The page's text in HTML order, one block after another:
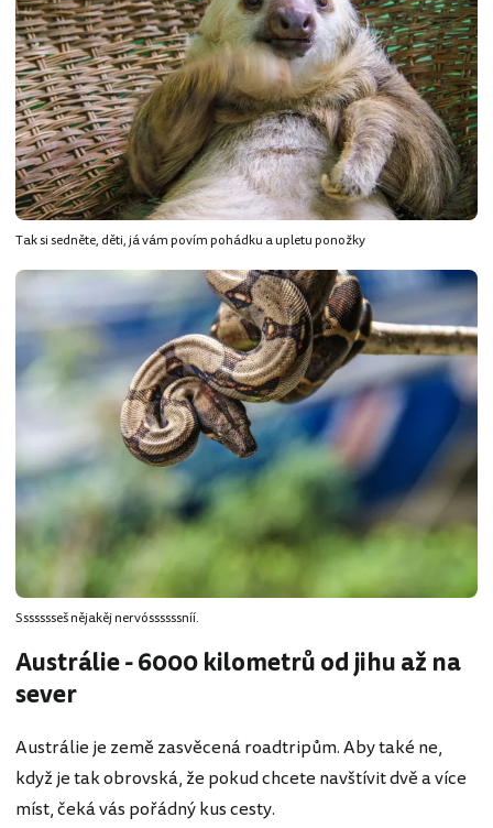
Tak si sedněte, děti, já vám povím pohádku a upletu ponožky
Ssssssseš nějakěj nervóssssssníí.
Austrálie - 6000 kilometrů od jihu až na
sever
Austrálie je země zasvěcená roadtripům. Aby také ne,
když je tak obrovská, že pokud chcete navštívit dvě a více
míst, čeká vás pořádný kus cesty.